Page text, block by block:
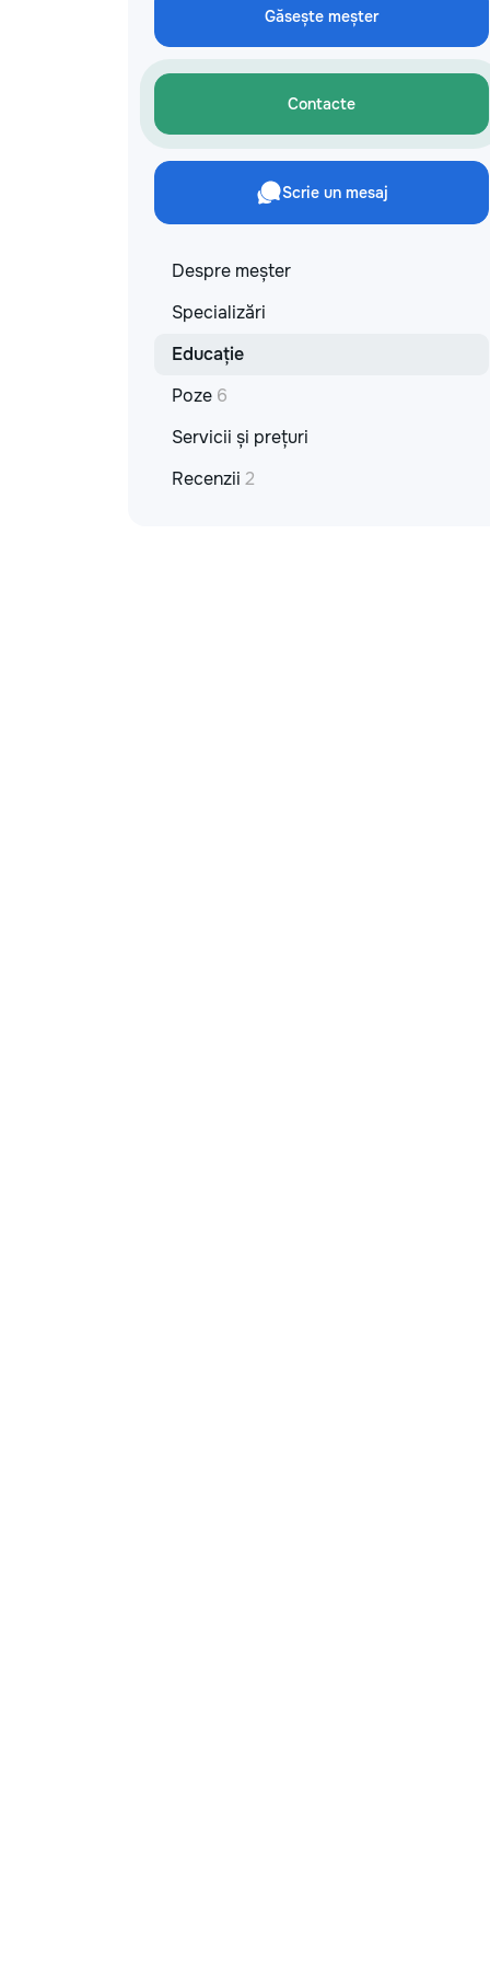
Găsește meșter
Contacte
Scrie un mesaj
Despre meșter
Specializări
Educație
Poze 6
Servicii și prețuri
Recenzii 2